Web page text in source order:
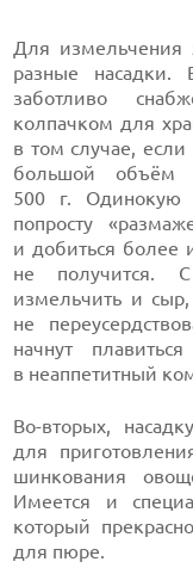
Для измельчения
разные насадки.
заботливо
колпачком для
в том случае, если
большой
500 г. Одинокую
попросту
и добиться более
не получится.
измельчить и
не
начнут
в неаппетитный
Во-вторых,
для
шинкования
Имеется и
который
для пюре.